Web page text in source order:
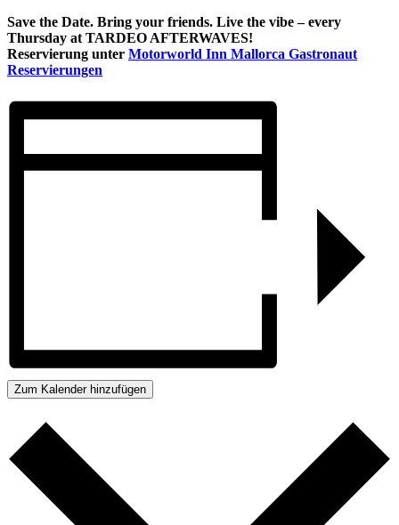
Save the Date. Bring your friends. Live the vibe – every
Thursday at TARDEO AFTERWAVES!
Reservierung unter Motorworld Inn Mallorca Gastronaut
Reservierungen
Zum Kalender hinzufügen